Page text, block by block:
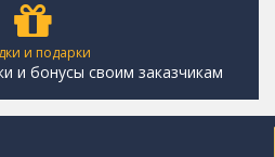
и подарки
и бонусы своим заказчикам